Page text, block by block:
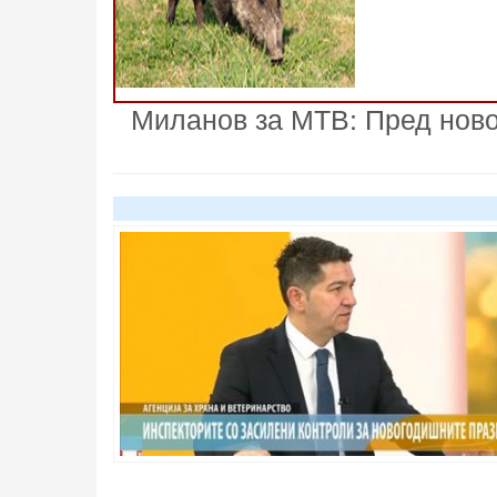
Миланов за МТВ: Пред